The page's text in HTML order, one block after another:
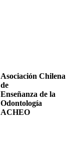
Asociación Chilena
de
Enseñanza de la
Odontología
ACHEO